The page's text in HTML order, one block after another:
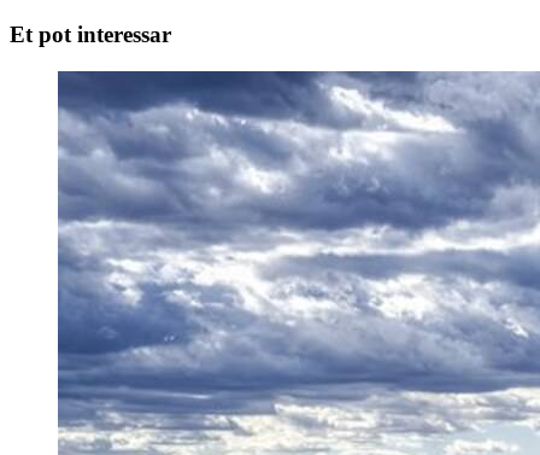
Et pot interessar